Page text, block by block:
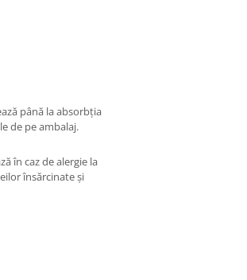
până la absorbția
de pe ambalaj.
în caz de alergie la
însărcinate și